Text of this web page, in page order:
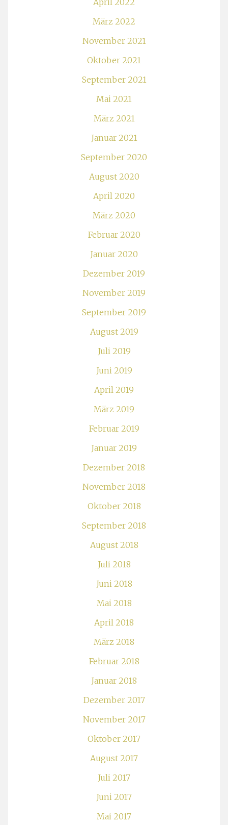
April 2022
März 2022
November 2021
Oktober 2021
September 2021
Mai 2021
März 2021
Januar 2021
September 2020
August 2020
April 2020
März 2020
Februar 2020
Januar 2020
Dezember 2019
November 2019
September 2019
August 2019
Juli 2019
Juni 2019
April 2019
März 2019
Februar 2019
Januar 2019
Dezember 2018
November 2018
Oktober 2018
September 2018
August 2018
Juli 2018
Juni 2018
Mai 2018
April 2018
März 2018
Februar 2018
Januar 2018
Dezember 2017
November 2017
Oktober 2017
August 2017
Juli 2017
Juni 2017
Mai 2017